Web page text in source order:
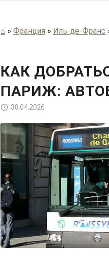
⌂ » Франция » Иль-де-Франс
КАК
ПАРИЖ:
30.04.2026